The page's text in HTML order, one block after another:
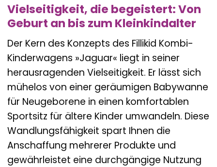
Vielseitigkeit, die begeistert: Von
Geburt an bis zum Kleinkindalter
Der Kern des Konzepts des Fillikid Kombi-
Kinderwagens »Jaguar« liegt in seiner
herausragenden Vielseitigkeit. Er lässt sich
mühelos von einer geräumigen Babywanne
für Neugeborene in einen komfortablen
Sportsitz für ältere Kinder umwandeln. Diese
Wandlungsfähigkeit spart Ihnen die
Anschaffung mehrerer Produkte und
gewährleistet eine durchgängige Nutzung